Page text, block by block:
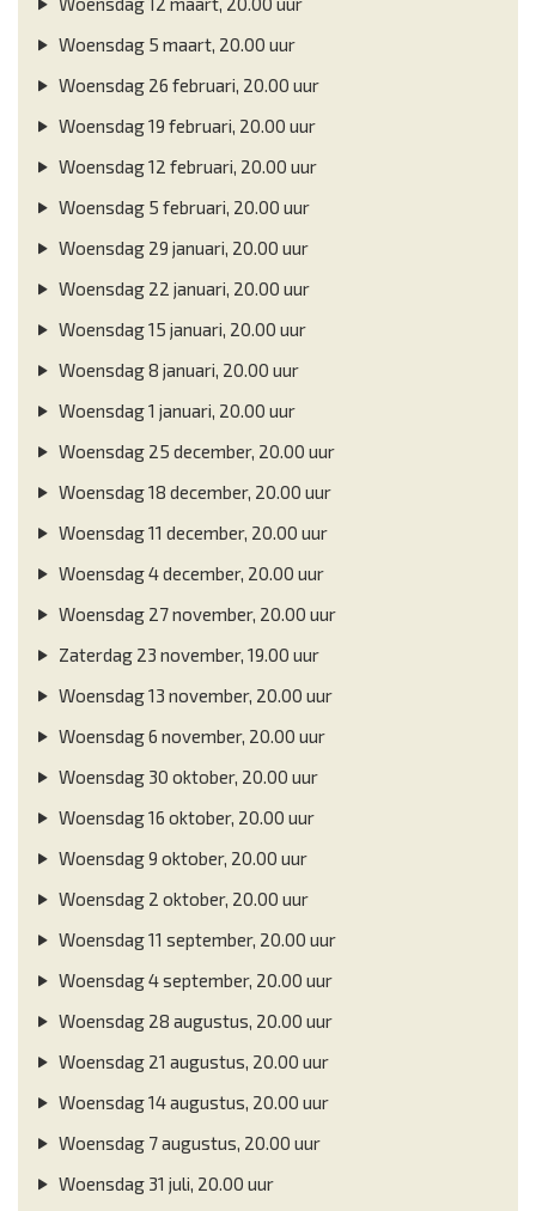
Woensdag 5 maart, 20.00 uur
Woensdag 26 februari, 20.00 uur
Woensdag 19 februari, 20.00 uur
Woensdag 12 februari, 20.00 uur
Woensdag 5 februari, 20.00 uur
Woensdag 29 januari, 20.00 uur
Woensdag 22 januari, 20.00 uur
Woensdag 15 januari, 20.00 uur
Woensdag 8 januari, 20.00 uur
Woensdag 1 januari, 20.00 uur
Woensdag 25 december, 20.00 uur
Woensdag 18 december, 20.00 uur
Woensdag 11 december, 20.00 uur
Woensdag 4 december, 20.00 uur
Woensdag 27 november, 20.00 uur
Zaterdag 23 november, 19.00 uur
Woensdag 13 november, 20.00 uur
Woensdag 6 november, 20.00 uur
Woensdag 30 oktober, 20.00 uur
Woensdag 16 oktober, 20.00 uur
Woensdag 9 oktober, 20.00 uur
Woensdag 2 oktober, 20.00 uur
Woensdag 11 september, 20.00 uur
Woensdag 4 september, 20.00 uur
Woensdag 28 augustus, 20.00 uur
Woensdag 21 augustus, 20.00 uur
Woensdag 14 augustus, 20.00 uur
Woensdag 7 augustus, 20.00 uur
Woensdag 31 juli, 20.00 uur